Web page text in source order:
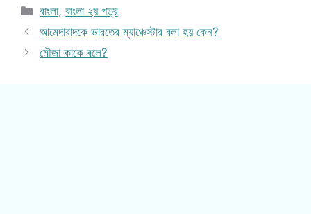
Categories
বাংলা,বাংলা ২য় পত্র
আমেদাবাদকে ভারতের ম্যাঞ্চেস্টার বলা হয় কেন?
মৌজা কাকে বলে?